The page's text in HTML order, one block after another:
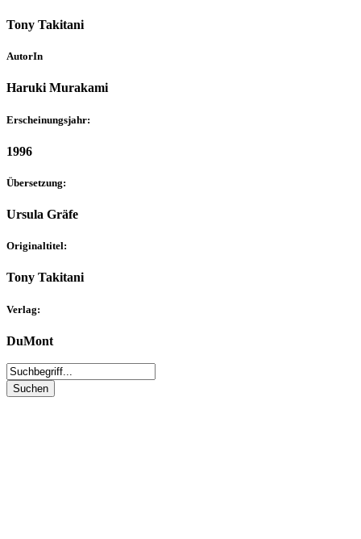
Tony Takitani
AutorIn
Haruki Murakami
Erscheinungsjahr:
1996
Übersetzung:
Ursula Gräfe
Originaltitel:
Tony Takitani
Verlag:
DuMont